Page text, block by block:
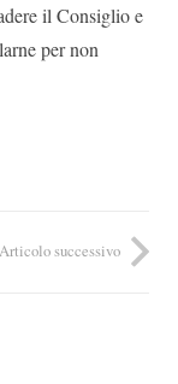
il Consiglio e
per non
Articolo successivo